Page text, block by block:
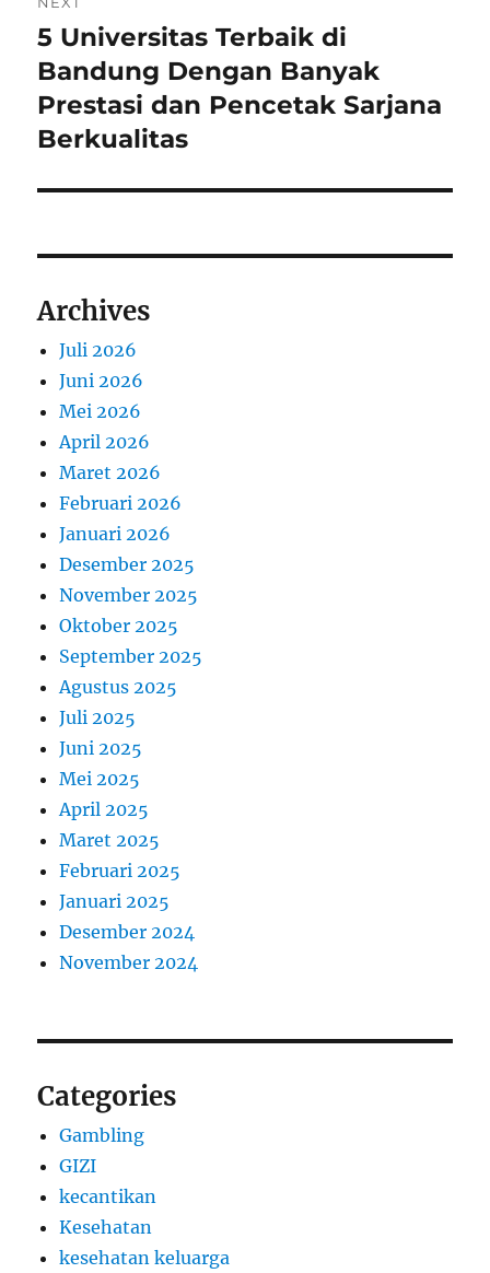
Next
post:
5 Universitas Terbaik di
Bandung Dengan Banyak
Prestasi dan Pencetak Sarjana
Berkualitas
Archives
Juli 2026
Juni 2026
Mei 2026
April 2026
Maret 2026
Februari 2026
Januari 2026
Desember 2025
November 2025
Oktober 2025
September 2025
Agustus 2025
Juli 2025
Juni 2025
Mei 2025
April 2025
Maret 2025
Februari 2025
Januari 2025
Desember 2024
November 2024
Categories
Gambling
GIZI
kecantikan
Kesehatan
kesehatan keluarga